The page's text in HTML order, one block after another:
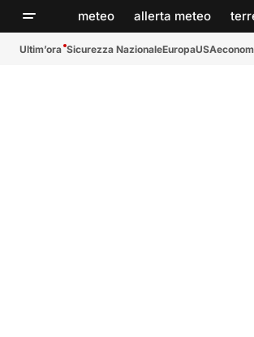
meteo allerta meteo
Ultim’ora Sicurezza NazionaleEuropaUSA